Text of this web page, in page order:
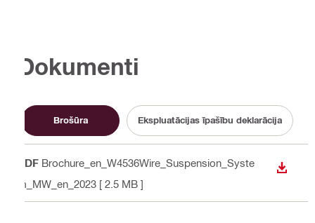
Dokumenti
Brošūra Ekspluatācijas īpašību deklarācija
PDF Brochure_en_W4536Wire_Suspension_Syste
m_MW_en_2023 [ 2.5 MB ]